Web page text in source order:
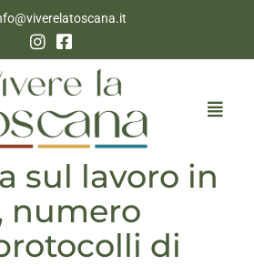
sul lavoro in
numero
di